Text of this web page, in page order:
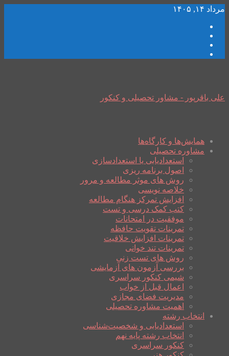
مرداد ۱۴, ۱۴۰۵
علی باقرپور - مشاور تحصیلی و کنکور
همایش‌ها و کارگاه‌ها
مشاوره تحصیلی
استعدادیابی یا استعدادسازی
اصول برنامه ریزی
روش های موثر مطالعه و مرور
خلاصه نویسی
افزایش تمرکز هنگام مطالعه
کتب کمک درسی و تست
موفقیت در امتحانات
تمرینات تقویت حافظه
تمرینات افزایش خلاقیت
تمرینات تند خوانی
روش های تست زنی
بررسی آزمون های آزمایشی
شیمی کنکور سراسری
اعمال قبل از خواب
مدیریت فضای مجازی
اهمیت مشاوره تحصیلی
انتخاب رشته
استعدادیابی و شخصیت‌شناسی
انتخاب رشته پایه نهم
کنکور سراسری